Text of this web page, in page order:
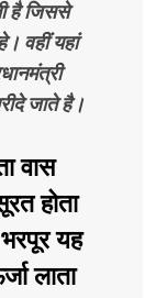
है जिससे
वहीं यहां
जाते है।
वास
होता
यह
लाता